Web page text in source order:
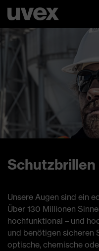
Schutzbrillen
Unsere Augen sind ein
Über 130 Millionen
hochfunktional – und
und benötigen sicheren
optische, chemische